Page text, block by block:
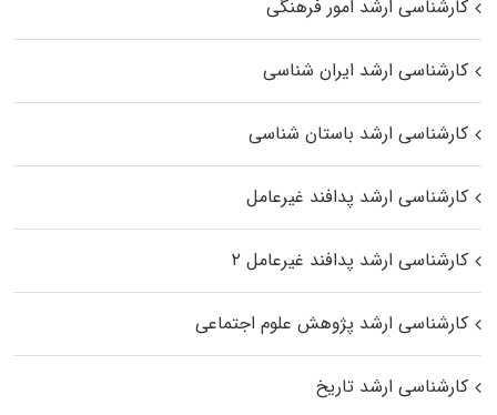
کارشناسی ارشد امور فرهنگی
کارشناسی ارشد ایران شناسی
کارشناسی ارشد باستان شناسی
کارشناسی ارشد پدافند غیرعامل
کارشناسی ارشد پدافند غیرعامل ۲
کارشناسی ارشد پژوهش علوم اجتماعی
کارشناسی ارشد تاریخ